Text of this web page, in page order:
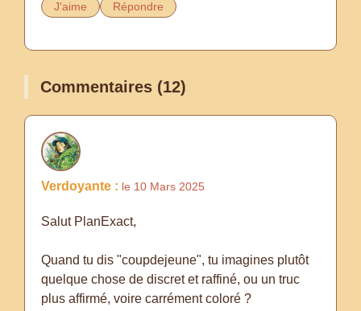
J'aime Répondre
Commentaires (12)
Verdoyante : le 10 Mars 2025
Salut PlanExact,
Quand tu dis "coupdejeune", tu imagines plutôt
quelque chose de discret et raffiné, ou un truc
plus affirmé, voire carrément coloré ?